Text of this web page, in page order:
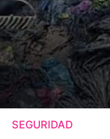
SEGURIDAD